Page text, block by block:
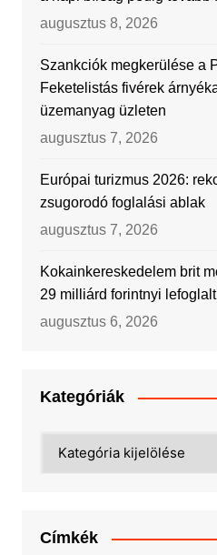
augusztus 8, 2026
Szankciók megkerülése a
Feketelistás fivérek
üzemanyag üzleten
augusztus 7, 2026
Európai turizmus 2026:
zsugorodó foglalási ablak
augusztus 7, 2026
Kokainkereskedelem brit
29 milliárd forintnyi
augusztus 6, 2026
Kategóriák
Címkék